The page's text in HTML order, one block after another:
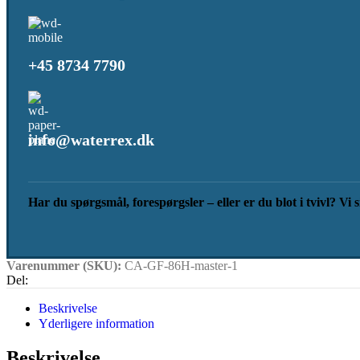
+45 8734 7790
info@waterrex.dk
Har du spørgsmål, forespørgsler – eller er du blot i tvivl?
Varenummer (SKU): CA-GF-86H-master-1
Del:
Beskrivelse
Yderligere information